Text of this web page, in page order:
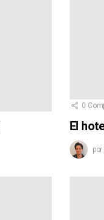
0
El
por